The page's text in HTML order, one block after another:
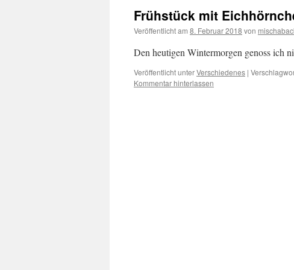
Frühstück mit
Veröffentlicht am 8. Februar 2018 von
Den heutigen Wintermorgen genoss ich
Veröffentlicht unterVerschiedenes |
Kommentar hinterlassen